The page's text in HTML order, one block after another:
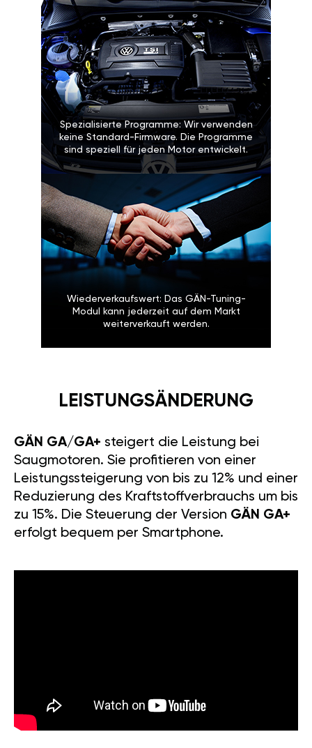
Spezialisierte Programme: Wir verwenden
keine Standard-Firmware. Die Programme
sind speziell für jeden Motor entwickelt.
Wiederverkaufswert: Das GÄN-Tuning-
Modul kann jederzeit auf dem Markt
weiterverkauft werden.
LEISTUNGSÄNDERUNG
GÄN GA/GA+ steigert die Leistung bei
Saugmotoren. Sie profitieren von einer
Leistungssteigerung von bis zu 12% und einer
Reduzierung des Kraftstoffverbrauchs um bis
zu 15%. Die Steuerung der Version GÄN GA+
erfolgt bequem per Smartphone.